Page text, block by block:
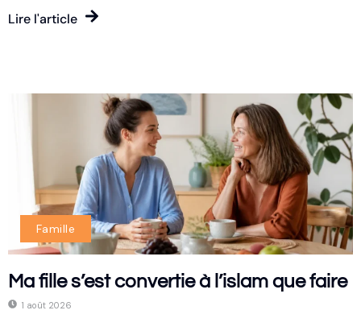
Lire l'article
Famille
Ma fille s’est convertie à l’islam que faire
1 août 2026